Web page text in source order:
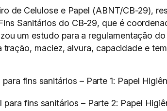
de Celulose e Papel (ABNT/CB-29),
Sanitários do CB-29, que é
um estudo para a regulamentação
maciez, alvura, capacidade e
fins sanitários – Parte 1: Papel
fins sanitários – Parte 2: Papel